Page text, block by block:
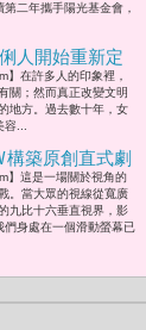
二年攜手陽光基金會，
俐人開始重新定
到身體主權，一
】在許多人的印象裡，
關；然而真正改變文明
地方。過去數十年，女
...
構築原創直式劇
》開創微短劇藍
如果有機會說出
愛。」涂善存拍
】這是一場關於視角的
。當大眾的視線從寬廣
九比十六垂直視界，影
們身處在一個滑動螢幕已